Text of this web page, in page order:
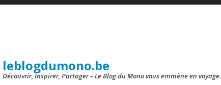
leblogdumono.be
Découvrir, Inspirer, Partager – Le Blog du Mono vous emmène en voyage.